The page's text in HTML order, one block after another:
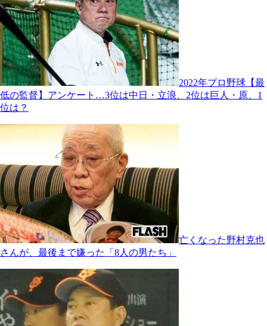
2022年プロ野球【最
低の監督】アンケート…3位は中日・立浪、2位は巨人・原、1
位は？
亡くなった野村克也
さんが、最後まで嫌った「8人の男たち」